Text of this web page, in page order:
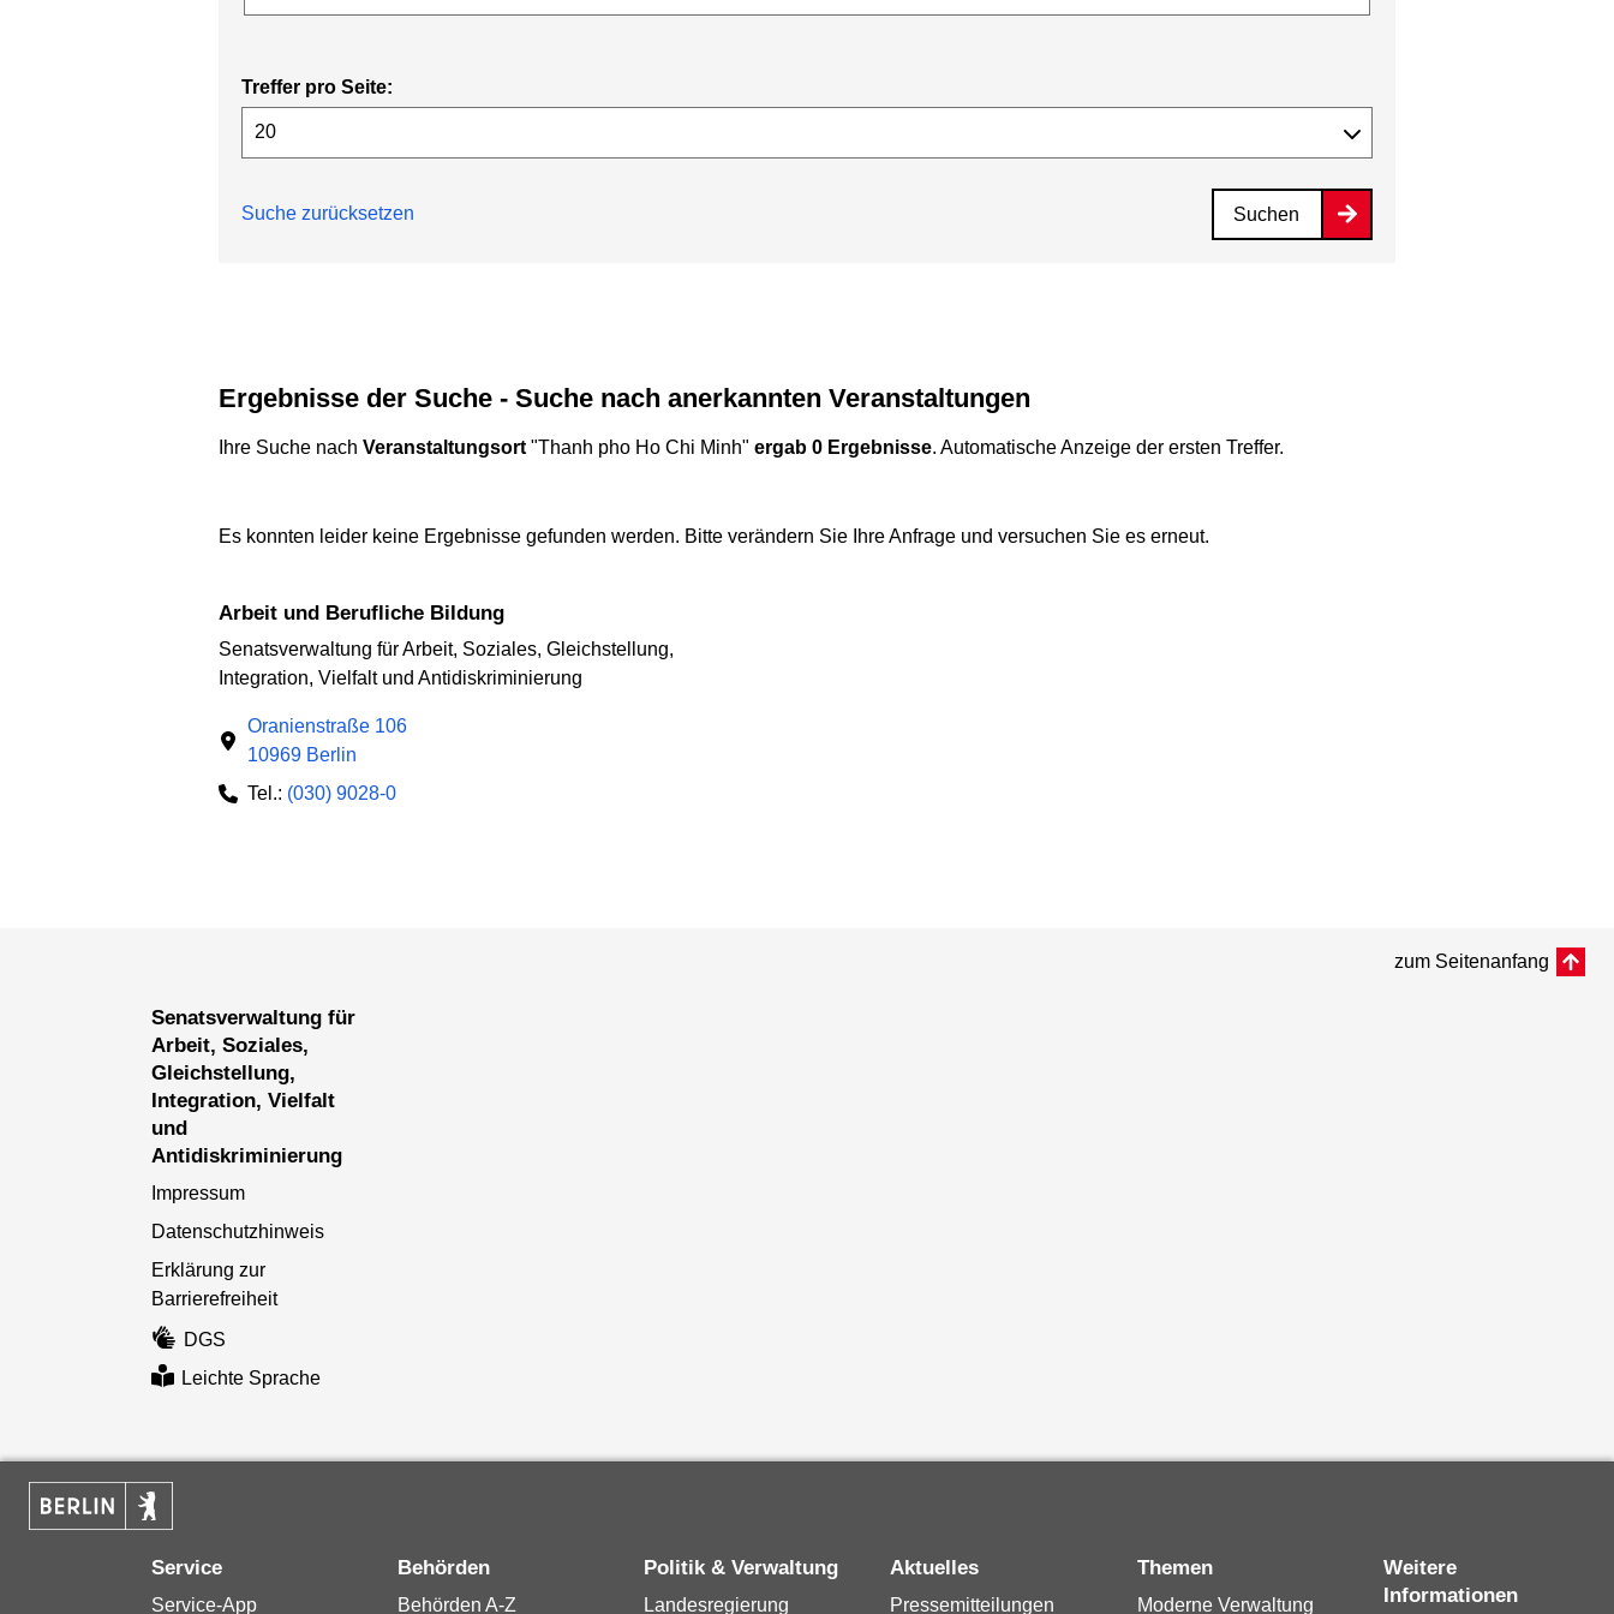
Treffer pro Seite:
Suche zurücksetzen Suchen
Ergebnisse der Suche - Suche nach anerkannten Veranstaltungen
Ihre Suche nach Veranstaltungsort "Thanh pho Ho Chi Minh" ergab 0 Ergebnisse. Automatische Anzeige der ersten Treffer.
Es konnten leider keine Ergebnisse gefunden werden. Bitte verändern Sie Ihre Anfrage und versuchen Sie es erneut.
Arbeit und Berufliche Bildung
Senatsverwaltung für Arbeit, Soziales, Gleichstellung,
Integration, Vielfalt und Antidiskriminierung
Oranienstraße 106
10969 Berlin
Tel.: (030) 9028-0
zum Seitenanfang
Senatsverwaltung für
Arbeit, Soziales,
Gleichstellung,
Integration, Vielfalt
und
Antidiskriminierung
Impressum
Datenschutzhinweis
Erklärung zur
Barrierefreiheit
DGS
Leichte Sprache
Service
Service-App
Behörden
Behörden A-Z
Politik & Verwaltung
Landesregierung
Aktuelles
Pressemitteilungen
Themen
Moderne Verwaltung
Weitere
Informationen